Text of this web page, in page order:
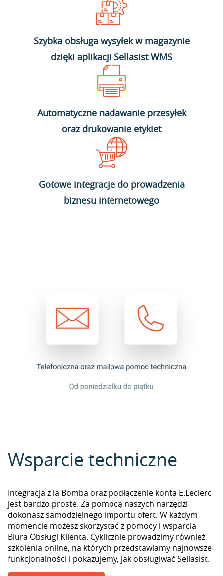
Szybka obsługa wysyłek w magazynie
dzięki aplikacji Sellasist WMS
Automatyczne nadawanie przesyłek
oraz drukowanie etykiet
Gotowe integracje do prowadzenia
biznesu internetowego
Wsparcie techniczne
Integracja z la Bomba oraz podłączenie konta E.Leclerc
jest bardzo proste. Za pomocą naszych narzędzi
dokonasz samodzielnego importu ofert. W każdym
momencie możesz skorzystać z pomocy i wsparcia
Biura Obsługi Klienta. Cyklicznie prowadzimy również
szkolenia online, na których przedstawiamy najnowsze
funkcjonalności i pokazujemy, jak obsługiwać Sellasist.